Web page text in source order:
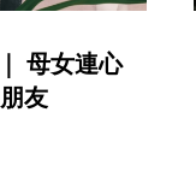
母女連心
友